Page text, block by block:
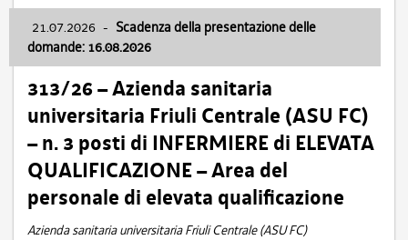
21.07.2026 - Scadenza della presentazione delle
domande: 16.08.2026
313/26 – Azienda sanitaria
universitaria Friuli Centrale (ASU FC)
– n. 3 posti di INFERMIERE di ELEVATA
QUALIFICAZIONE – Area del
personale di elevata qualificazione
Azienda sanitaria universitaria Friuli Centrale (ASU FC)